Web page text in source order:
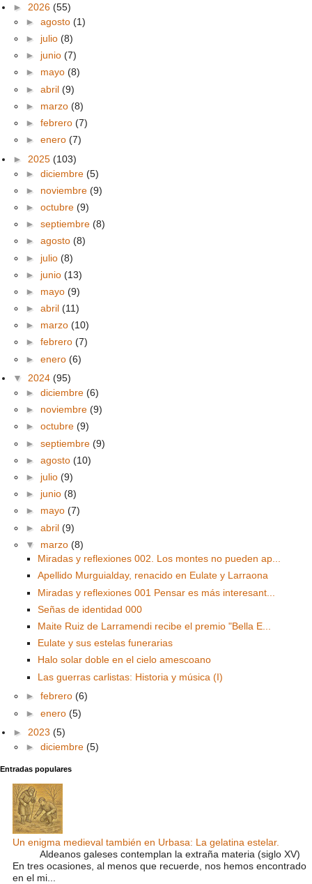
► 2026 (55)
► agosto (1)
► julio (8)
► junio (7)
► mayo (8)
► abril (9)
► marzo (8)
► febrero (7)
► enero (7)
► 2025 (103)
► diciembre (5)
► noviembre (9)
► octubre (9)
► septiembre (8)
► agosto (8)
► julio (8)
► junio (13)
► mayo (9)
► abril (11)
► marzo (10)
► febrero (7)
► enero (6)
▼ 2024 (95)
► diciembre (6)
► noviembre (9)
► octubre (9)
► septiembre (9)
► agosto (10)
► julio (9)
► junio (8)
► mayo (7)
► abril (9)
▼ marzo (8)
Miradas y reflexiones 002. Los montes no pueden ap...
Apellido Murguialday, renacido en Eulate y Larraona
Miradas y reflexiones 001 Pensar es más interesant...
Señas de identidad 000
Maite Ruiz de Larramendi recibe el premio "Bella E...
Eulate y sus estelas funerarias
Halo solar doble en el cielo amescoano
Las guerras carlistas: Historia y música (I)
► febrero (6)
► enero (5)
► 2023 (5)
► diciembre (5)
Entradas populares
Un enigma medieval también en Urbasa: La gelatina estelar.
Aldeanos galeses contemplan la extraña materia (siglo XV)
En tres ocasiones, al menos que recuerde, nos hemos encontrado
en el mi...